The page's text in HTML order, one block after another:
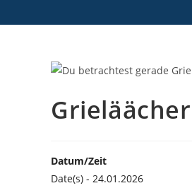
Datum/Zeit
Date(s) - 24.01.2026